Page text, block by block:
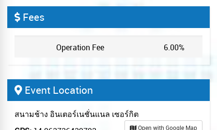
Fees
Operation Fee 6.00%
Event Location
สนามช้าง อินเตอร์เนชั่นแนล เซอร์กิต
Open with Google Map